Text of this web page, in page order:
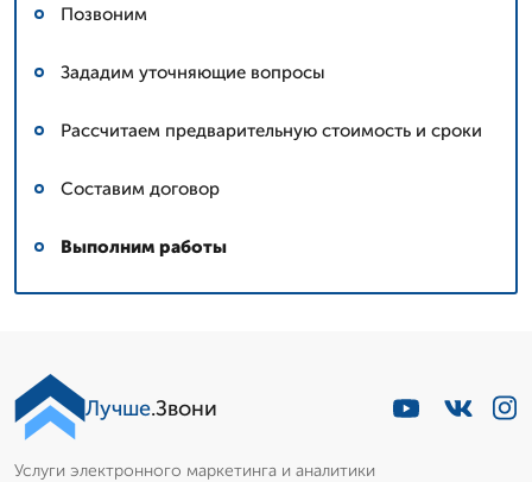
Позвоним
Зададим уточняющие вопросы
Рассчитаем предварительную стоимость и сроки
Составим договор
Выполним работы
Лучше.Звони
Услуги электронного маркетинга и аналитики